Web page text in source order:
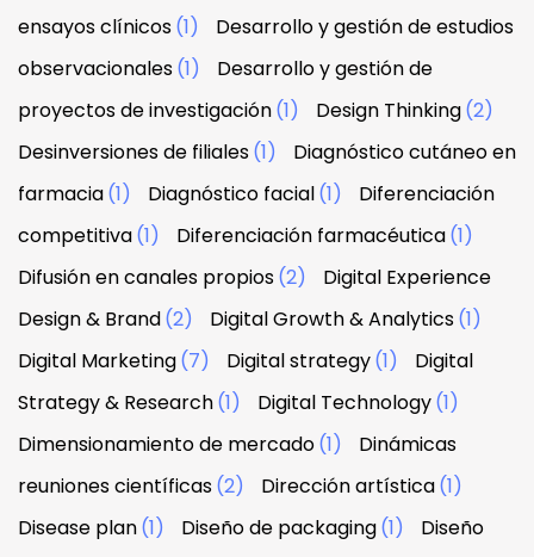
ensayos clínicos(1)
Desarrollo y gestión de estudios
observacionales(1)
Desarrollo y gestión de
proyectos de investigación(1) Design Thinking(2)
Desinversiones de filiales(1)
Diagnóstico cutáneo en
farmacia(1) Diagnóstico facial(1)
Diferenciación
competitiva(1) Diferenciación farmacéutica(1)
Difusión en canales propios(2)
Digital Experience
Design & Brand(2) Digital Growth & Analytics(1)
Digital Marketing(7) Digital strategy(1)
Digital
Strategy & Research(1) Digital Technology(1)
Dimensionamiento de mercado(1)
Dinámicas
reuniones científicas(2) Dirección artística(1)
Disease plan(1) Diseño de packaging(1)
Diseño